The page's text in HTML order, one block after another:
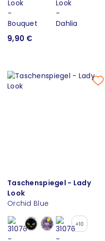
9,90 €
Taschenspiegel - Lady
Look
Orchid Blue
+10